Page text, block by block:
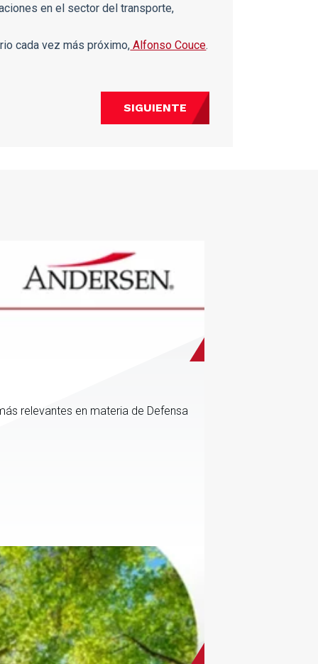
en el sector del transporte,
cada vez más próximo, Alfonso Couce.
SIGUIENTE
relevantes en materia de Defensa